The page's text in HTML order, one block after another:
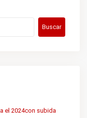
Buscar
el 2024con subida